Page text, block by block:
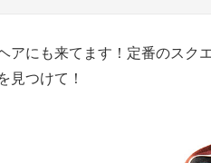
アにも来てます！定番のス
見つけて！